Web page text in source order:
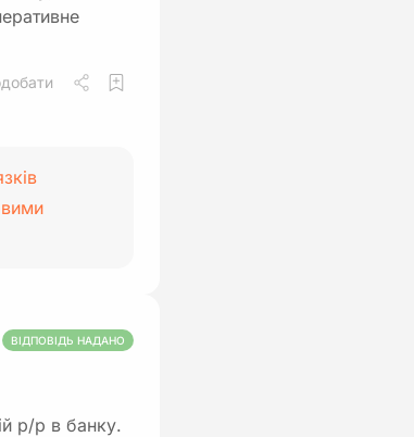
ВІДПОВІДЬ НАДАНО
р/р в банку.